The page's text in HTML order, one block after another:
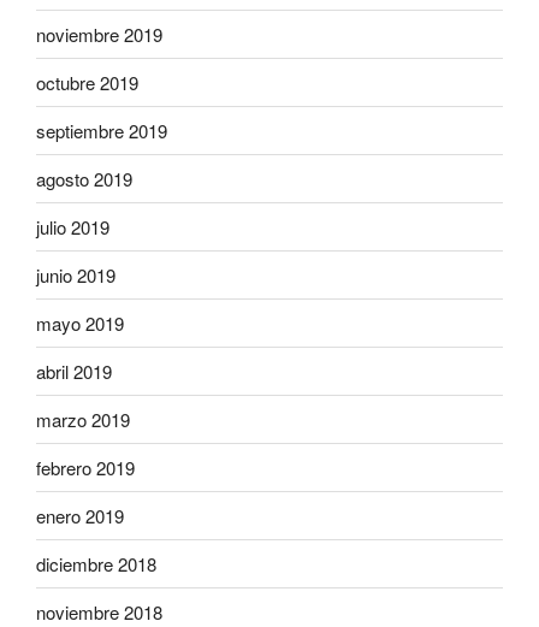
noviembre 2019
octubre 2019
septiembre 2019
agosto 2019
julio 2019
junio 2019
mayo 2019
abril 2019
marzo 2019
febrero 2019
enero 2019
diciembre 2018
noviembre 2018